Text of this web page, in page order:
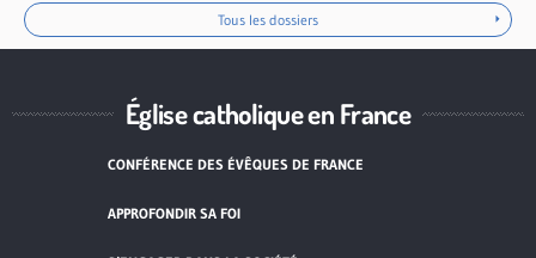
Tous les dossiers
Église catholique en France
CONFÉRENCE DES ÉVÊQUES DE FRANCE
APPROFONDIR SA FOI